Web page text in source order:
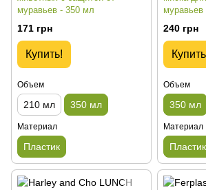
муравьев - 350 мл
171 грн
Купить!
Объем
210 мл 350 мл
Материал
Пластик
муравьев
240 грн
Объем
350 мл
Материал
Пластик